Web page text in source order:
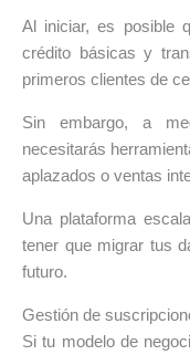
Al iniciar, es posible
crédito básicas y
primeros clientes de
Sin embargo, a
necesitarás
aplazados o ventas
Una plataforma
tener que migrar tus
futuro.
Gestión de
Si tu modelo de